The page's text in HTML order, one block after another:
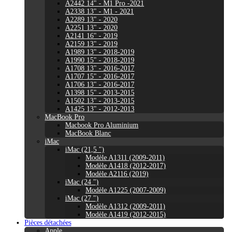
A2442 14" - M1 Pro -2021
A2338 13" - M1 - 2021
A2289 13" - 2020
A2251 13" - 2020
A2141 16" - 2019
A2159 13" - 2019
A1989 13" - 2018-2019
A1990 15" - 2018-2019
A1708 13" - 2016-2017
A1707 15" - 2016-2017
A1706 13" - 2016-2017
A1398 15" - 2013-2015
A1502 13" - 2013-2015
A1425 13" - 2012-2013
MacBook Pro
Macbook Pro Aluminium
MacBook Blanc
iMac
iMac (21,5 ")
Modèle A1311 (2009-2011)
Modèle A1418 (2012-2017)
Modèle A2116 (2019)
iMac (24 ")
Modèle A1225 (2007-2009)
iMac (27 ")
Modèle A1312 (2009-2011)
Modèle A1419 (2012-2015)
Pièces détachées